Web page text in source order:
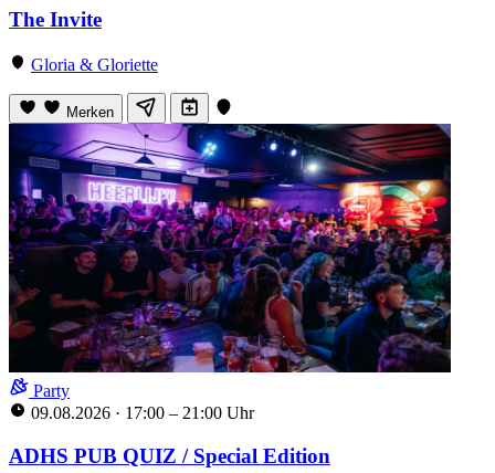
The Invite
Gloria & Gloriette
Merken
Party
09.08.2026 · 17:00 – 21:00 Uhr
ADHS PUB QUIZ / Special Edition